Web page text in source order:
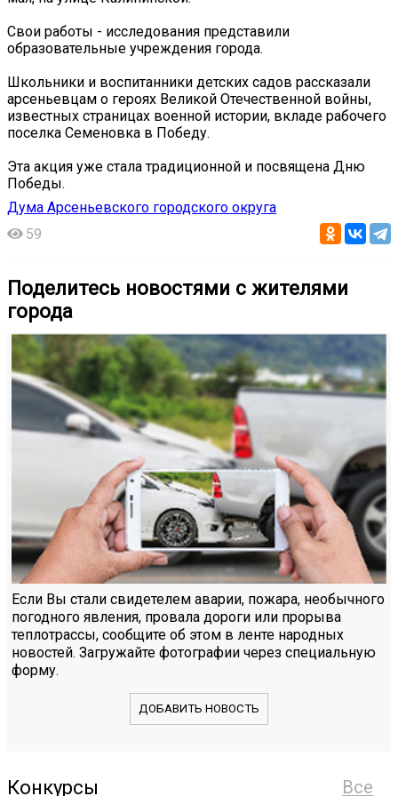
Свои работы - исследования представили
образовательные учреждения города.
Школьники и воспитанники детских садов рассказали
арсеньевцам о героях Великой Отечественной войны,
известных страницах военной истории, вкладе рабочего
поселка Семеновка в Победу.
Эта акция уже стала традиционной и посвящена Дню
Победы.
Дума Арсеньевского городского округа
59
Поделитесь новостями с жителями
города
Если Вы стали свидетелем аварии, пожара, необычного
погодного явления, провала дороги или прорыва
теплотрассы, сообщите об этом в ленте народных
новостей. Загружайте фотографии через специальную
форму.
ДОБАВИТЬ НОВОСТЬ
Все
Конкурсы